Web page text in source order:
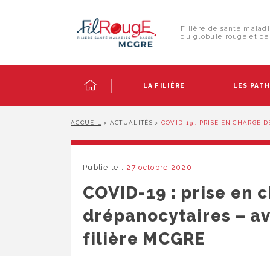
Filière de santé
du globule rouge et de
LA FILIÈRE LES
ACCUEIL > ACTUALITÉS > COVID-19 : PRISE EN CHARGE
Publie le : 27 octobre 2020
COVID-19 : prise en
drépanocytaires –
filière MCGRE